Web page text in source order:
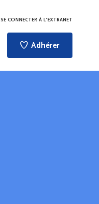
SE CONNECTER À L'EXTRANET
Adhérer